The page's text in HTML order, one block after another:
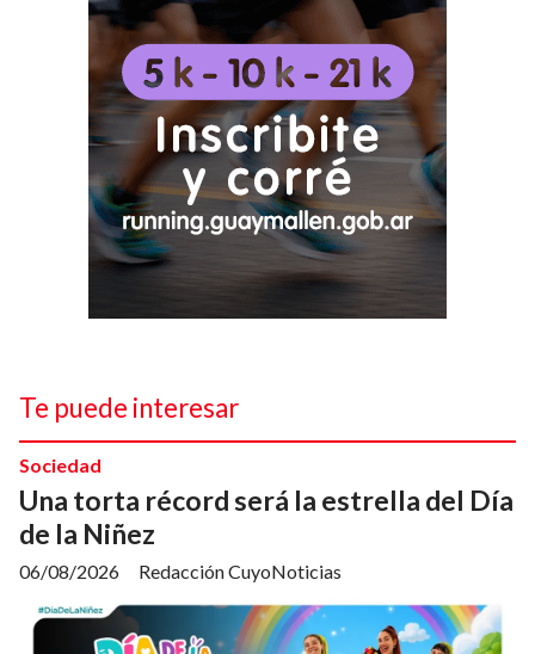
Te puede interesar
Una torta récord será la estrella del Día
de la Niñez
Redacción CuyoNoticias
Sociedad
06/08/2026